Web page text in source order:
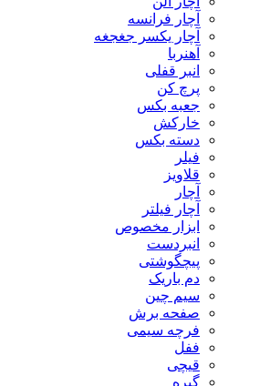
آچار فرانسه
آچار یکسر جغجغه
آهنربا
انبر قفلی
پرچ کن
جعبه بکس
خارکش
دسته بکس
فیلر
قلاویز
آچار
آچار فیلتر
ابزار مخصوص
انبردست
پیچگوشتی
دم باریک
سیم چین
صفحه برش
فرچه سیمی
ففل
قیچی
گیره